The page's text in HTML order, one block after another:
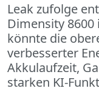
Leak zufolge
Dimensity
könnte die
verbesserter
Akkulaufzeit,
starken KI-